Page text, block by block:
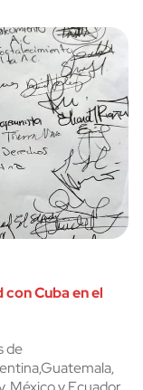
Cuba en el
de